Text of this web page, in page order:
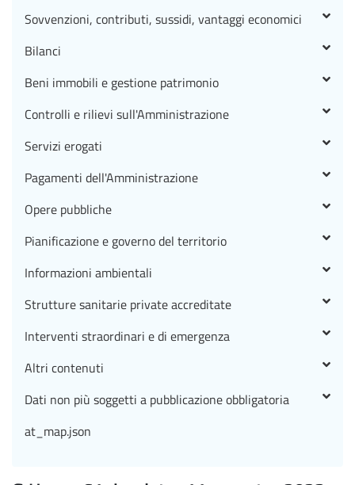
Sovvenzioni, contributi, sussidi, vantaggi economici
Bilanci
Beni immobili e gestione patrimonio
Controlli e rilievi sull'Amministrazione
Servizi erogati
Pagamenti dell'Amministrazione
Opere pubbliche
Pianificazione e governo del territorio
Informazioni ambientali
Strutture sanitarie private accreditate
Interventi straordinari e di emergenza
Altri contenuti
Dati non più soggetti a pubblicazione obbligatoria
at_map.json